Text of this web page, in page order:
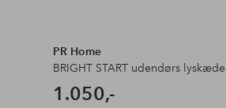
PR Home
BRIGHT START udendørs lyskæde
1.050,-